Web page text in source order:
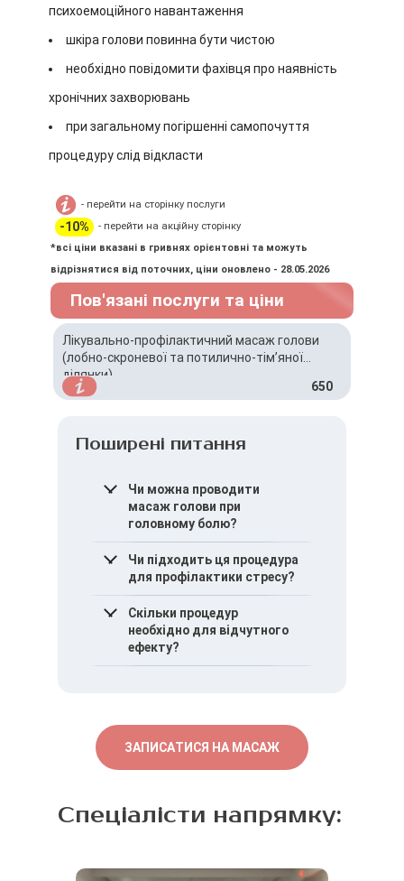
психоемоційного навантаження
шкіра голови повинна бути чистою
необхідно повідомити фахівця про наявність
хронічних захворювань
при загальному погіршенні самопочуття
процедуру слід відкласти
- перейти на сторінку послуги
-10%
- перейти на акційну сторінку
*всі ціни вказані в гривнях орієнтовні та можуть
відрізнятися від поточних, ціни оновлено - 28.05.2026
Пов'язані послуги та ціни
Лікувально-профілактичний масаж голови
(лобно-скроневої та потилично-тім’яної
ділянки)
650
Поширені питання
Чи можна проводити
масаж голови при
головному болю?
Лікувально-
профілактичний масаж
може застосовуватися
при головному болю
напруження з
урахуванням
індивідуальних
Чи підходить ця процедура
для профілактики стресу?
Процедура
використовується для
зниження наслідків
хронічного
Скільки процедур
необхідно для відчутного
ефекту?
звернення.
ЗАПИСАТИСЯ НА МАСАЖ
Спеціалісти напрямку: